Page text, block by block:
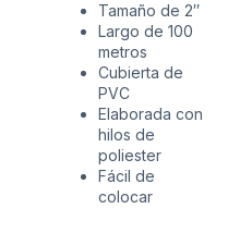
Tamaño de 2″
Largo de 100
metros
Cubierta de
PVC
Elaborada con
hilos de
poliester
Fácil de
colocar